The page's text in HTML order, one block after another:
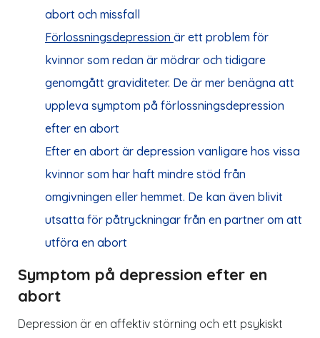
abort och missfall
Förlossningsdepression är ett problem för
kvinnor som redan är mödrar och tidigare
genomgått graviditeter. De är mer benägna att
uppleva symptom på förlossningsdepression
efter en abort
Efter en abort är depression vanligare hos vissa
kvinnor som har haft mindre stöd från
omgivningen eller hemmet. De kan även blivit
utsatta för påtryckningar från en partner om att
utföra en abort
Symptom på depression efter en
abort
Depression är en affektiv störning och ett psykiskt